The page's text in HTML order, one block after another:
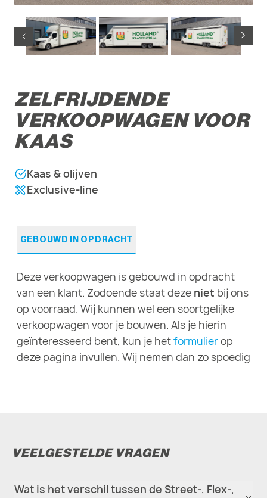
ZELFRIJDENDE
VERKOOPWAGEN VOOR
KAAS
Kaas & olijven
Exclusive-line
GEBOUWD IN OPDRACHT
Deze verkoopwagen is gebouwd in opdracht
van een klant. Zodoende staat deze niet bij ons
op voorraad. Wij kunnen wel een soortgelijke
verkoopwagen voor je bouwen. Als je hierin
geïnteresseerd bent, kun je hetformulierop
deze pagina invullen. Wij nemen dan zo spoedig
VEELGESTELDE VRAGEN
Wat is het verschil tussen de Street-, Flex-,